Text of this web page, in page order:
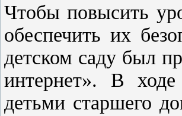
Чтобы повысить
обеспечить их
детском саду был
интернет». В
детьми старшего